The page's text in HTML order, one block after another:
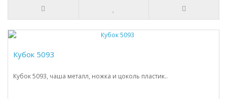
Кубок 5093
Кубок 5093, чаша металл, ножка и цоколь пластик..